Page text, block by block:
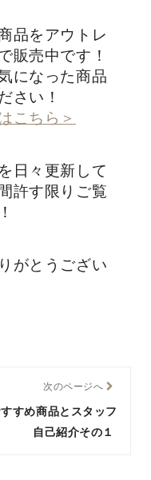
品をアウトレ
販売中です！
になった商品
さい！
こちら＞
日々更新して
許す限りご覧
がとうござい
次のページへ
すめ商品とスタッフ
自己紹介その１